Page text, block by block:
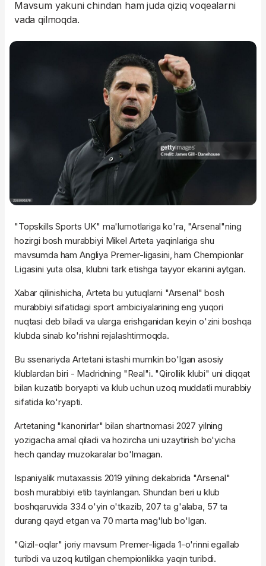
Mavsum yakuni chindan ham juda qiziq voqealarni
vada qilmoqda.
"Topskills Sports UK" ma'lumotlariga ko'ra, "Arsenal"ning
hozirgi bosh murabbiyi Mikel Arteta yaqinlariga shu
mavsumda ham Angliya Premer-ligasini, ham Chempionlar
Ligasini yuta olsa, klubni tark etishga tayyor ekanini aytgan.
Xabar qilinishicha, Arteta bu yutuqlarni "Arsenal" bosh
murabbiyi sifatidagi sport ambiciyalarining eng yuqori
nuqtasi deb biladi va ularga erishganidan keyin o'zini boshqa
klubda sinab ko'rishni rejalashtirmoqda.
Bu ssenariyda Artetani istashi mumkin bo'lgan asosiy
klublardan biri - Madridning "Real"i. "Qirollik klubi" uni diqqat
bilan kuzatib boryapti va klub uchun uzoq muddatli murabbiy
sifatida ko'ryapti.
Artetaning "kanonirlar" bilan shartnomasi 2027 yilning
yozigacha amal qiladi va hozircha uni uzaytirish bo'yicha
hech qanday muzokaralar bo'lmagan.
Ispaniyalik mutaxassis 2019 yilning dekabrida "Arsenal"
bosh murabbiyi etib tayinlangan. Shundan beri u klub
boshqaruvida 334 o'yin o'tkazib, 207 ta g'alaba, 57 ta
durang qayd etgan va 70 marta mag'lub bo'lgan.
"Qizil-oqlar" joriy mavsum Premer-ligada 1-o'rinni egallab
turibdi va uzoq kutilgan chempionlikka yaqin turibdi.